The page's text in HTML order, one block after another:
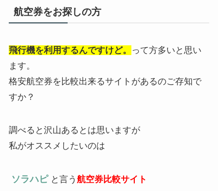
航空券をお探しの方
飛行機を利用するんですけど。
って方多いと思い
ます。
格安航空券を比較出来るサイトがあるのご存知で
すか？
調べると沢山あるとは思いますが
私がオススメしたいのは
ソラハピ と言う 航空券比較サイト